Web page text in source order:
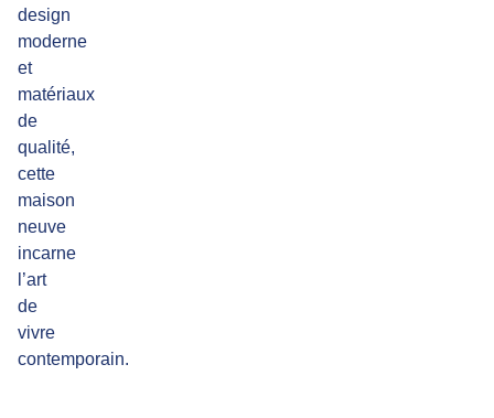
design
moderne
et
matériaux
de
qualité,
cette
maison
neuve
incarne
l’art
de
vivre
contemporain.